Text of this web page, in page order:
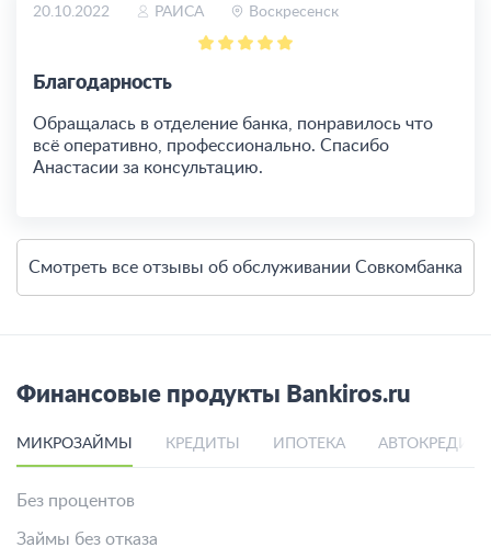
20.10.2022 РАИСА Воскресенск
Благодарность
Обращалась в отделение банка, понравилось что
всё оперативно, профессионально. Спасибо
Анастасии за консультацию.
Смотреть все отзывы об обслуживании Совкомбанка
Финансовые продукты Bankiros.ru
МИКРОЗАЙМЫ КРЕДИТЫ ИПОТЕКА
Без процентов
Займы без отказа